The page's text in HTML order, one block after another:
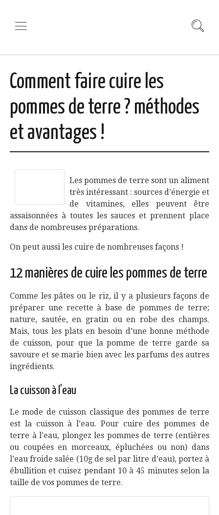
Comment faire cuire les
pommes de terre ? méthodes
et avantages !
Les pommes de terre sont un aliment
très intéressant : sources d’énergie et
de vitamines, elles peuvent être
assaisonnées à toutes les sauces et prennent place
dans de nombreuses préparations.
On peut aussi les cuire de nombreuses façons !
12 manières de cuire les pommes de terre
Comme les pâtes ou le riz, il y a plusieurs façons de
préparer une recette à base de pommes de terre;
nature, sautée, en gratin ou en robe des champs.
Mais, tous les plats en besoin d’une bonne méthode
de cuisson, pour que la pomme de terre garde sa
savoure et se marie bien avec les parfums des autres
ingrédients.
La cuisson à l’eau
Le mode de cuisson classique des pommes de terre
est la cuisson à l’eau. Pour cuire des pommes de
terre à l’eau, plongez les pommes de terre (entières
ou coupées en morceaux, épluchées ou non) dans
l’eau froide salée (10g de sel par litre d’eau), portez à
ébullition et cuisez pendant 10 à 45 minutes selon la
taille de vos pommes de terre.